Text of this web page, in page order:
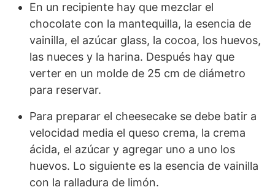
En un recipiente hay que mezclar el
chocolate con la mantequilla, la esencia de
vainilla, el azúcar glass, la cocoa, los huevos,
las nueces y la harina. Después hay que
verter en un molde de 25 cm de diámetro
para reservar.
Para preparar el cheesecake se debe batir a
velocidad media el queso crema, la crema
ácida, el azúcar y agregar uno a uno los
huevos. Lo siguiente es la esencia de vainilla
con la ralladura de limón.